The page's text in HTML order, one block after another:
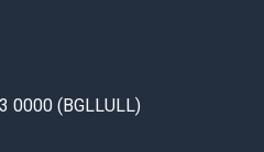
0000 (BGLLULL)